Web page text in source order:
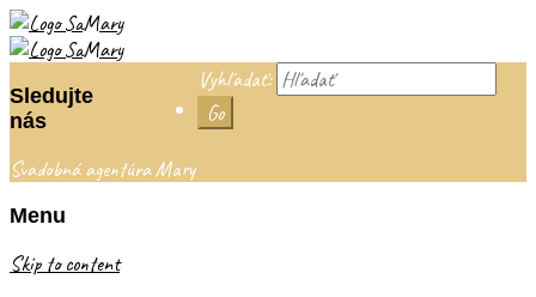
Sledujte
nás
Vyhľadať:
Svadobná agentúra Mary
Menu
Skip to content